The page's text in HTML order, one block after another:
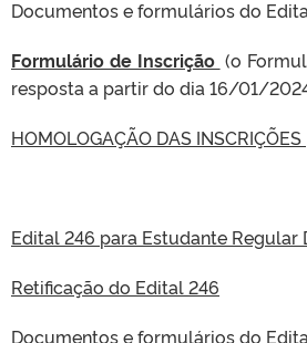
Documentos e formulários do
Formulário de Inscrição (o
resposta a partir do dia 16/01/
HOMOLOGAÇÃO DAS INSCRIÇÕES
Edital 246 para Estudante Regular
Retificação do Edital 246
Documentos e formulários do